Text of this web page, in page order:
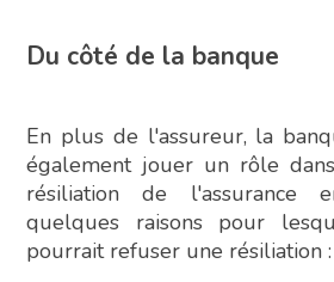
Du côté de la banque
En plus de l'assureur, la
également jouer un rôle
résiliation de l'assurance
quelques raisons pour
pourrait refuser une résiliation :